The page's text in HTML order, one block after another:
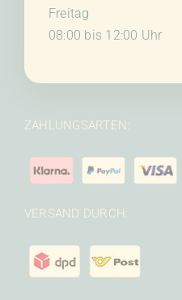
Freitag
08:00 bis 12:00 Uhr
ZAHLUNGSARTEN:
VERSAND DURCH: